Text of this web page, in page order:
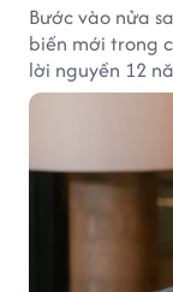
Bước vào nửa
biến mới trong
lời nguyền 12